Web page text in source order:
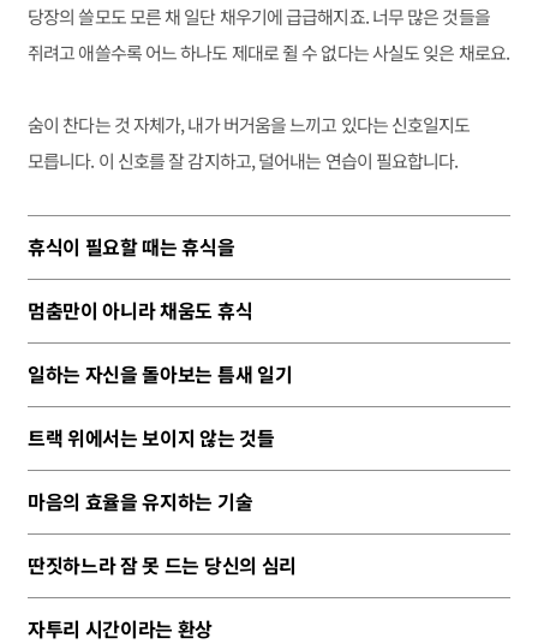
당장의 쓸모도 모른 채 일단 채우기에 급급해지죠. 너무 많은 것들을
쥐려고 애쓸수록 어느 하나도 제대로 쥘 수 없다는 사실도 잊은 채로요.
숨이 찬다는 것 자체가, 내가 버거움을 느끼고 있다는 신호일지도
모릅니다. 이 신호를 잘 감지하고, 덜어내는 연습이 필요합니다.
휴식이 필요할 때는 휴식을
멈춤만이 아니라 채움도 휴식
일하는 자신을 돌아보는 틈새 일기
트랙 위에서는 보이지 않는 것들
마음의 효율을 유지하는 기술
딴짓하느라 잠 못 드는 당신의 심리
자투리 시간이라는 환상